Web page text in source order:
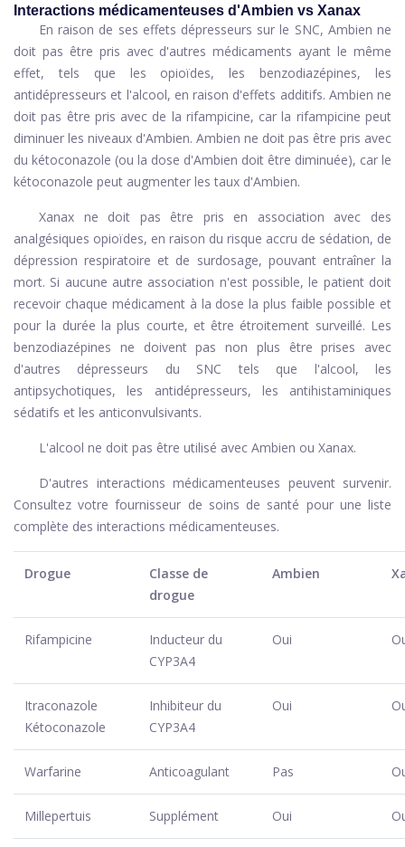
Interactions médicamenteuses d'Ambien vs Xanax
En raison de ses effets dépresseurs sur le SNC, Ambien ne
doit pas être pris avec d'autres médicaments ayant le même
effet, tels que les opioïdes, les benzodiazépines, les
antidépresseurs et l'alcool, en raison d'effets additifs. Ambien ne
doit pas être pris avec de la rifampicine, car la rifampicine peut
diminuer les niveaux d'Ambien. Ambien ne doit pas être pris avec
du kétoconazole (ou la dose d'Ambien doit être diminuée), car le
kétoconazole peut augmenter les taux d'Ambien.
Xanax ne doit pas être pris en association avec des
analgésiques opioïdes, en raison du risque accru de sédation, de
dépression respiratoire et de surdosage, pouvant entraîner la
mort. Si aucune autre association n'est possible, le patient doit
recevoir chaque médicament à la dose la plus faible possible et
pour la durée la plus courte, et être étroitement surveillé. Les
benzodiazépines ne doivent pas non plus être prises avec
d'autres dépresseurs du SNC tels que l'alcool, les
antipsychotiques, les antidépresseurs, les antihistaminiques
sédatifs et les anticonvulsivants.
L'alcool ne doit pas être utilisé avec Ambien ou Xanax.
D'autres interactions médicamenteuses peuvent survenir.
Consultez votre fournisseur de soins de santé pour une liste
complète des interactions médicamenteuses.
Drogue
Classe de
drogue
Ambien
Rifampicine
Inducteur du
CYP3A4
Oui
Itraconazole
Kétoconazole
Inhibiteur du
CYP3A4
Oui
Warfarine Anticoagulant Pas
Millepertuis Supplément Oui